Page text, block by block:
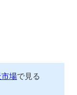
場で見る